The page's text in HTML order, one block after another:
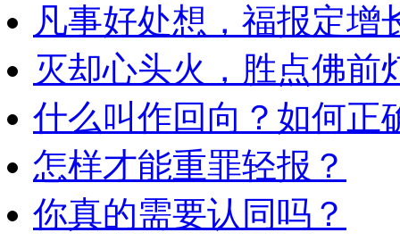
凡事好处想，福报定增
灭却心头火，胜点佛前
什么叫作回向？如何正
怎样才能重罪轻报？
你真的需要认同吗？